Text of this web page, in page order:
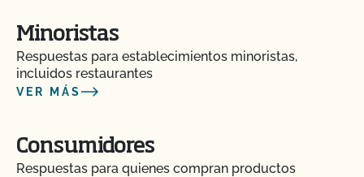
Minoristas
Respuestas para establecimientos minoristas,
incluidos restaurantes
VER MÁS
Consumidores
Respuestas para quienes compran productos